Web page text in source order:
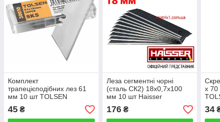
Комплект
трапецієподібних лез 61
мм 10 шт TOLSEN
45 ₴
Леза сегментні чорні
(сталь СК2) 18х0,7х100
мм 10 шт Haisser
176₴
х 70
34